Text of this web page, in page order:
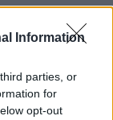
Information
parties, or
for
opt-out
προσφορές
να κάνω»,